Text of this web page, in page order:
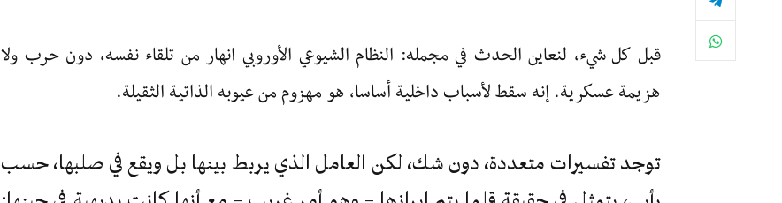
قبل كل شيء، لنعاين الحدث في مجمله: النظام الشيوعي الأوروبي انهار من تلقاء نفسه، دون حرب ولا
هزيمة عسكرية. إنه سقط لأسباب داخلية أساسا، هو مهزوم من عيوبه الذاتية الثقيلة.
توجد تفسيرات متعددة، دون شك، لكن العامل الذي يربط بينها بل ويقع في صلبها، حسب